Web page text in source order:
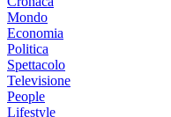
Mondo
Economia
Politica
Spettacolo
Televisione
People
Lifestyle